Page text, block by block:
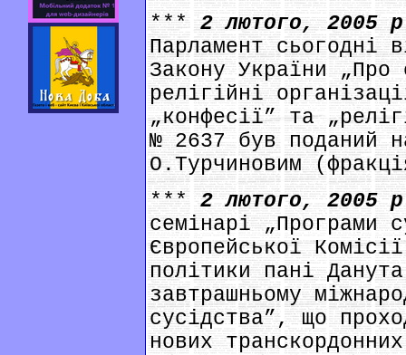
***2 лютого, 2005
Парламент сьогодні
Закону України „Про
релігійні
„конфесії” та
№ 2637 був поданий
О.Турчиновим
***2 лютого, 2005
семінарі „Програми
Європейської
політики пані
завтрашньому
сусідства”, що
нових